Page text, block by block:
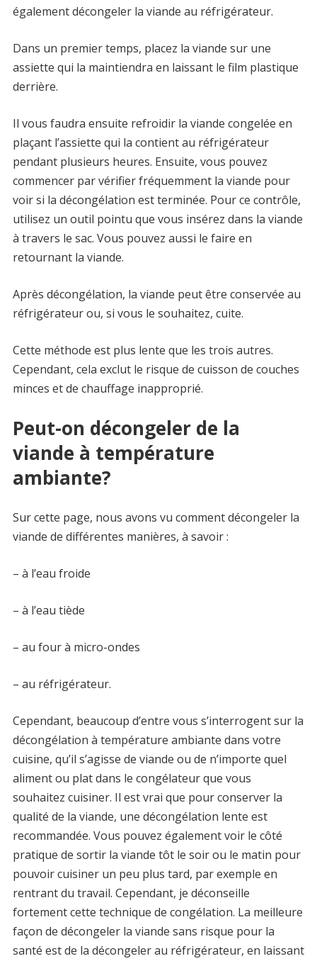
également décongeler la viande au réfrigérateur.
Dans un premier temps, placez la viande sur une
assiette qui la maintiendra en laissant le film plastique
derrière.
Il vous faudra ensuite refroidir la viande congelée en
plaçant l’assiette qui la contient au réfrigérateur
pendant plusieurs heures. Ensuite, vous pouvez
commencer par vérifier fréquemment la viande pour
voir si la décongélation est terminée. Pour ce contrôle,
utilisez un outil pointu que vous insérez dans la viande
à travers le sac. Vous pouvez aussi le faire en
retournant la viande.
Après décongélation, la viande peut être conservée au
réfrigérateur ou, si vous le souhaitez, cuite.
Cette méthode est plus lente que les trois autres.
Cependant, cela exclut le risque de cuisson de couches
minces et de chauffage inapproprié.
Peut-on décongeler de la
viande à température
ambiante?
Sur cette page, nous avons vu comment décongeler la
viande de différentes manières, à savoir :
– à l’eau froide
– à l’eau tiède
– au four à micro-ondes
– au réfrigérateur.
Cependant, beaucoup d’entre vous s’interrogent sur la
décongélation à température ambiante dans votre
cuisine, qu’il s’agisse de viande ou de n’importe quel
aliment ou plat dans le congélateur que vous
souhaitez cuisiner. Il est vrai que pour conserver la
qualité de la viande, une décongélation lente est
recommandée. Vous pouvez également voir le côté
pratique de sortir la viande tôt le soir ou le matin pour
pouvoir cuisiner un peu plus tard, par exemple en
rentrant du travail. Cependant, je déconseille
fortement cette technique de congélation. La meilleure
façon de décongeler la viande sans risque pour la
santé est de la décongeler au réfrigérateur, en laissant